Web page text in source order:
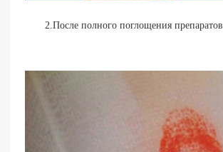
2.После полного поглощения препаратов